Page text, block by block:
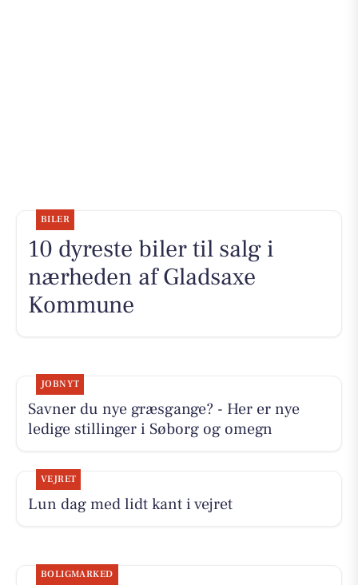
BILER
10 dyreste biler til salg i
nærheden af Gladsaxe
Kommune
JOBNYT
Savner du nye græsgange? - Her er nye
ledige stillinger i Søborg og omegn
VEJRET
Lun dag med lidt kant i vejret
BOLIGMARKED